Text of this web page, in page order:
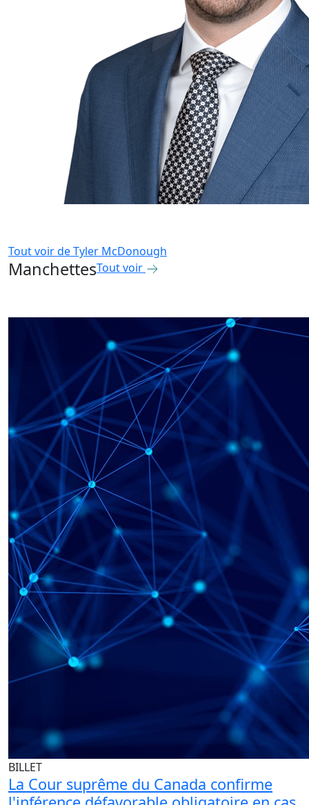
Tout voir deTyler McDonough
ManchettesTout voir
BILLET
La Cour suprême du Canada confirme